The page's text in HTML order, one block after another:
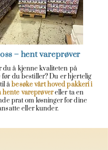
– hent vareprøver
du å kjenne kvaliteten på
du bestiller? Du er hjertelig
åbesøke vårt hoved pakkeri i
hente vareprøvereller ta en
prat om løsninger for dine
eller kunder.